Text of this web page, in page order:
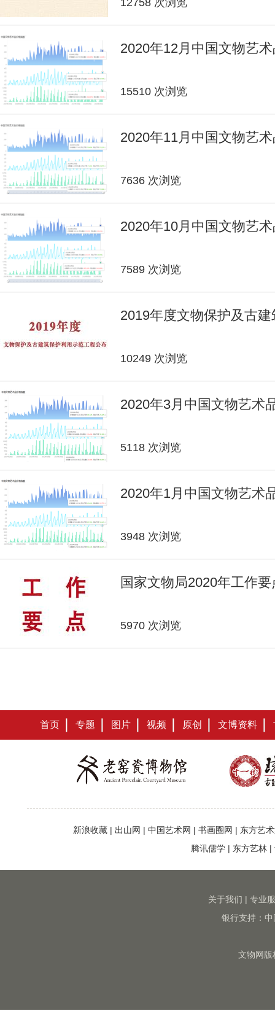
12758 次浏览
2020年12月中国文物艺
15510 次浏览
2020年11月中国文物艺
7636 次浏览
2020年10月中国文物艺
7589 次浏览
2019年度文物保护及古
10249 次浏览
2020年3月中国文物艺术
5118 次浏览
2020年1月中国文物艺术
3948 次浏览
国家文物局2020年工作要
5970 次浏览
首页 专题 图片 视频 原创 文博资料
新浪收藏 | 出山网 | 中国艺术网 | 书画圈网 | 东方艺
腾讯儒学 | 东方艺林 |
关于我们 | 专业
银行支持：
文物网